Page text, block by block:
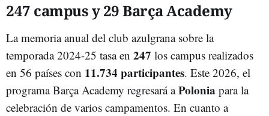
247 campus y 29 Barça Academy
La memoria anual del club azulgrana sobre la
temporada 2024-25 tasa en 247 los campus realizados
en 56 países con 11.734 participantes. Este 2026, el
programa Barça Academy regresará aPolonia para la
celebración de varios campamentos. En cuanto a